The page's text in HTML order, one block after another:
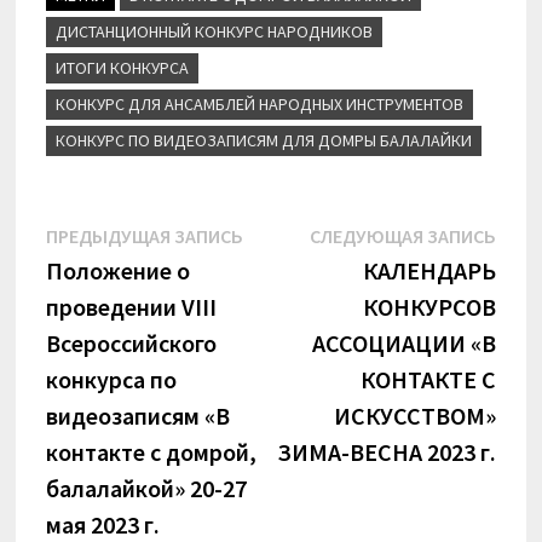
l
a
s
s
n
i
k
ДИСТАНЦИОННЫЙ КОНКУРС НАРОДНИКОВ
ИТОГИ КОНКУРСА
КОНКУРС ДЛЯ АНСАМБЛЕЙ НАРОДНЫХ ИНСТРУМЕНТОВ
КОНКУРС ПО ВИДЕОЗАПИСЯМ ДЛЯ ДОМРЫ БАЛАЛАЙКИ
Навигация
по
записям
ПРЕДЫДУЩАЯ ЗАПИСЬ
Предыдущая
Положение о
проведении VIII
Всероссийского
конкурса по
видеозаписям «В
контакте с домрой,
балалайкой» 20-27
мая 2023 г.
СЛЕДУЮЩАЯ ЗАПИСЬ
КАЛЕНДАРЬ
КОНКУРСОВ
АССОЦИАЦИИ «В
КОНТАКТЕ С
ИСКУССТВОМ»
ЗИМА-ВЕСНА 2023 г.